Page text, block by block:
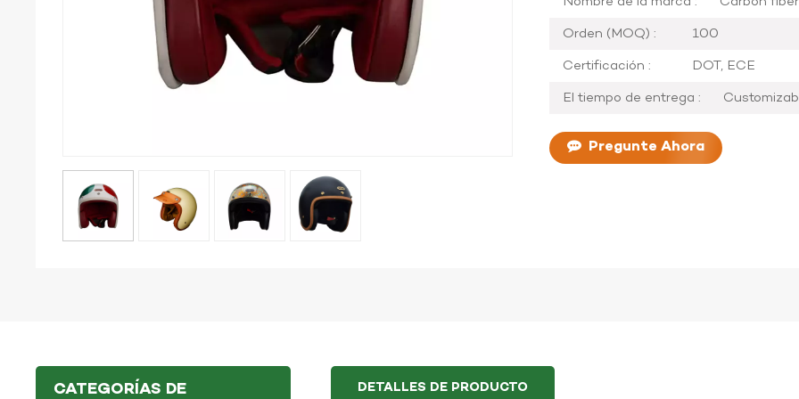
Orden (MOQ) :
100
Certificación :
DOT, ECE
El tiempo de entrega :
Pregunte Ahora
DETALLES DE PRODUCTO
CATEGORÍAS DE